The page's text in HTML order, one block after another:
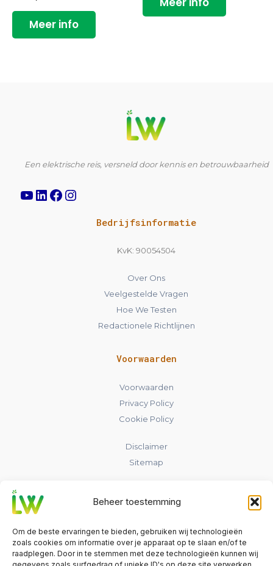
Beheer toestemming
Om de beste ervaringen te bieden, gebruiken wij technologieën
zoals cookies om informatie over je apparaat op te slaan en/of te
raadplegen. Door in te stemmen met deze technologieën kunnen wij
Meer info
Een elektrische reis, versneld door kennis en betrouwbaarheid
Instagram
Bedrijfsinformatie
KvK: 90054504
Over Ons
Veelgestelde Vragen
Hoe We Testen
Redactionele Richtlijnen
Voorwaarden
Voorwaarden
Privacy Policy
Cookie Policy
Disclaimer
Sitemap
Nederland